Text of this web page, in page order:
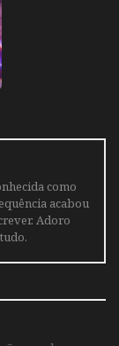
como
acabou
Adoro